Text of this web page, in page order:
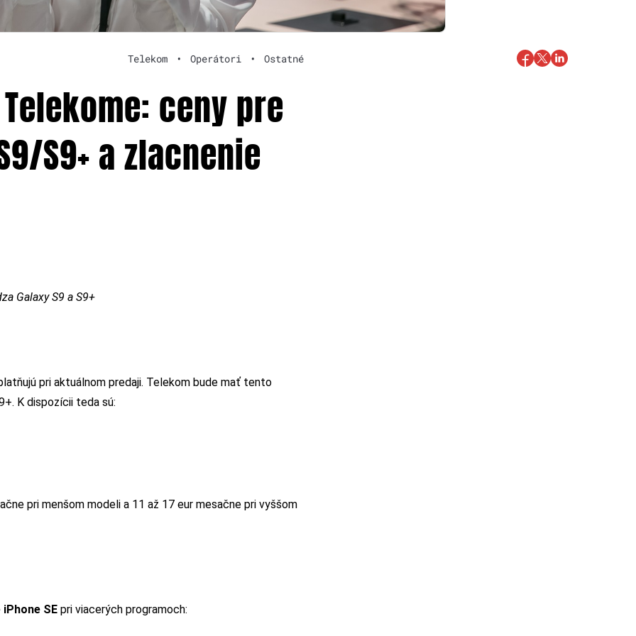
Telekom • Operátori • Ostatné
ceny pre
S9+ a zlacnenie
Galaxy S9 a S9+
pri aktuálnom predaji. Telekom bude mať tento
K dispozícii teda sú:
pri menšom modeli a 11 až 17 eur mesačne pri vyššom
iPhone SE pri viacerých programoch: